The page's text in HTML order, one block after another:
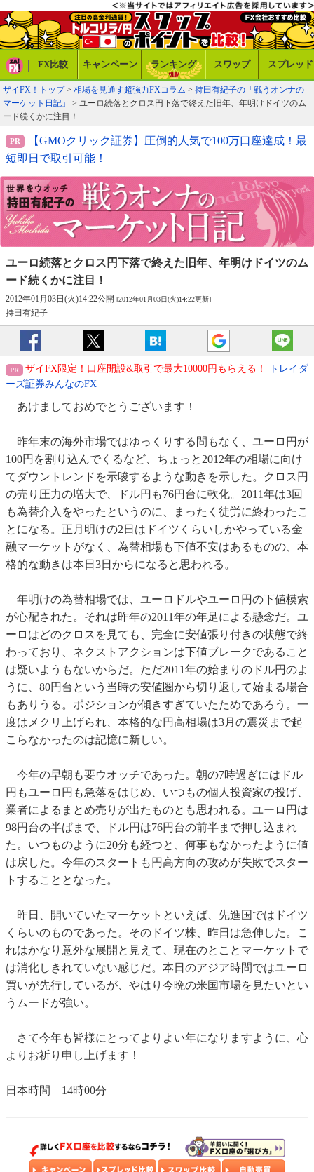
FX比較 キャンペーン ランキング スワップ スプレッド
ザイFX！トップ> 相場を見通す超強力FXコラム > 持田有紀子の「戦うオンナの
マーケット日記」
> ユーロ続落とクロス円下落で終えた旧年、年明けドイツのム
ード続くかに注目！
【GMOクリック証券】圧倒的人気で100万口座達成！最
短即日で取引可能！
ユーロ続落とクロス円下落で終えた旧年、 年明けドイツのム
ード続くかに注目！
2012年01月03日(火)14:22公開 [2012年01月03日(火)14:22更新]
持田有紀子
ザイFX限定！口座開設&取引で最大10000円もらえる！
トレイダ
ーズ証券みんなのFX
あけましておめでとうございます！
昨年末の海外市場ではゆっくりする間もなく、ユーロ円が
100円を割り込んでくるなど、ちょっと2012年の相場に向け
てダウントレンドを示唆するような動きを示した。クロス円
の売り圧力の増大で、ドル円も76円台に軟化。2011年は3回
も為替介入をやったというのに、まったく徒労に終わったこ
とになる。正月明けの2日はドイツくらいしかやっている金
融マーケットがなく、為替相場も下値不安はあるものの、本
格的な動きは本日3日からになると思われる。
年明けの為替相場では、ユーロドルやユーロ円の下値模索
が心配された。それは昨年の2011年の年足による懸念だ。ユ
ーロはどのクロスを見ても、完全に安値張り付きの状態で終
わっており、ネクストアクションは下値ブレークであること
は疑いようもないからだ。ただ2011年の始まりのドル円のよ
うに、80円台という当時の安値圏から切り返して始まる場合
もありうる。ポジションが傾きすぎていたためであろう。一
度はメクリ上げられ、本格的な円高相場は3月の震災まで起
こらなかったのは記憶に新しい。
今年の早朝も要ウオッチであった。朝の7時過ぎにはドル
円もユーロ円も急落をはじめ、いつもの個人投資家の投げ、
業者によるまとめ売りが出たものとも思われる。ユーロ円は
98円台の半ばまで、ドル円は76円台の前半まで押し込まれ
た。いつものように20分も経つと、何事もなかったように値
は戻した。今年のスタートも円高方向の攻めが失敗でスター
トすることとなった。
昨日、開いていたマーケットといえば、先進国ではドイツ
くらいのものであった。そのドイツ株、昨日は急伸した。こ
れはかなり意外な展開と見えて、現在のとことマーケットで
は消化しきれていない感じだ。本日のアジア時間ではユーロ
買いが先行しているが、やはり今晩の米国市場を見たいとい
うムードが強い。
さて今年も皆様にとってよりよい年になりますように、心
よりお祈り申し上げます！
日本時間 14時00分